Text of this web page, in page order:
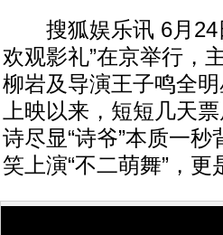
搜狐娱乐讯 6月24
欢观影礼”在京举行，
柳岩及导演王子鸣全
上映以来，短短几天
诗尽显“诗爷”本质一
笑上演“不二萌舞”，